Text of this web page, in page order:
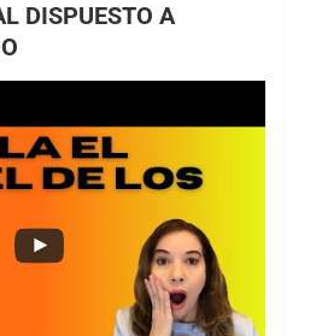
DISPUESTO A